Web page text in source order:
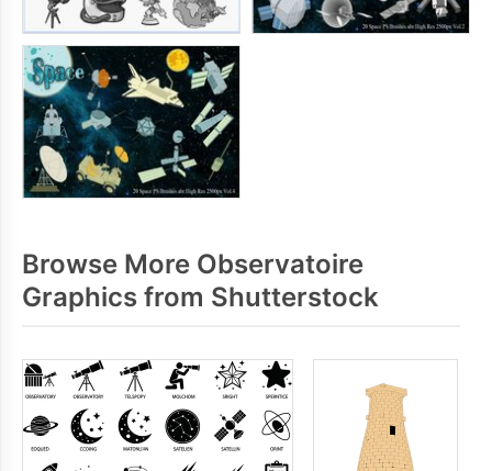
Browse More Observatoire
Graphics from Shutterstock